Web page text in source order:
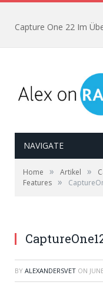
NAVIGATE
Home » Artikel »
Features »
BY ALEXANDERSVET ON